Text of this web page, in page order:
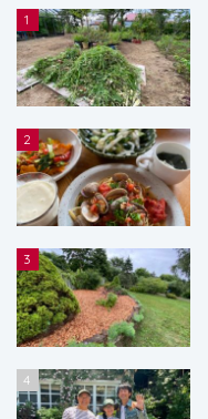
1
2
3
4